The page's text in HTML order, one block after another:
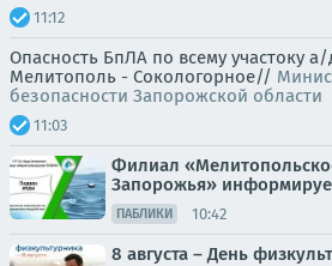
11:12
Опасность БпЛА по всему участоку
Мелитополь - Сокологорное//
безопасности Запорожской области
11:03
Филиал
Запорожья»
ПАБЛИКИ 10:42
8 августа – День